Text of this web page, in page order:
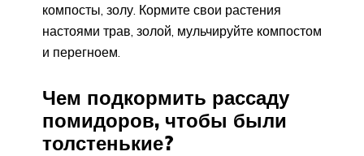
компосты, золу. Кормите свои растения
настоями трав, золой, мульчируйте компостом
и перегноем.
Чем подкормить рассаду
помидоров, чтобы были
толстенькие?